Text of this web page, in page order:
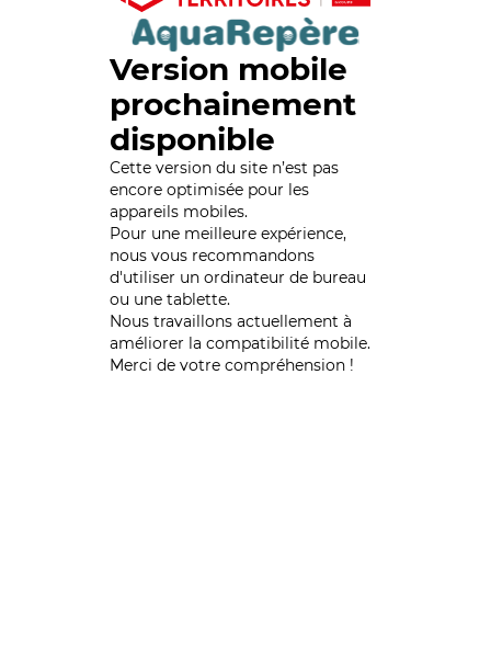
Version mobile
prochainement
disponible
Cette version du site n’est pas
encore optimisée pour les
appareils mobiles.
Pour une meilleure expérience,
nous vous recommandons
d'utiliser un ordinateur de bureau
ou une tablette.
Nous travaillons actuellement à
améliorer la compatibilité mobile.
Merci de votre compréhension !